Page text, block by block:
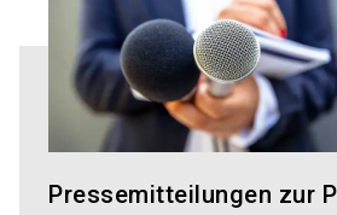
Pressemitteilungen zur